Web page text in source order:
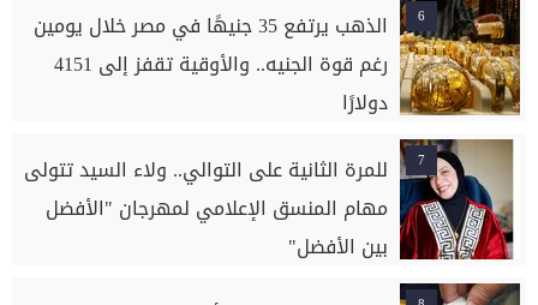
6
الذهب يرتفع 35 جنيهًا في مصر خلال يومين
رغم قوة الجنيه.. والأوقية تقفز إلى 4151
دولارًا
7
للمرة الثانية على التوالي.. ولاء السيد تتولى
مهام المنسق الإعلامي لمهرجان "الأفضل
بين الأفضل"